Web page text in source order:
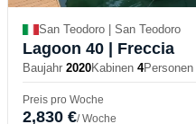
San Teodoro | San Teodoro
Lagoon 40 | Freccia
Baujahr 2020Kabinen 4Personen
Preis pro Woche
2,830 €/ Woche